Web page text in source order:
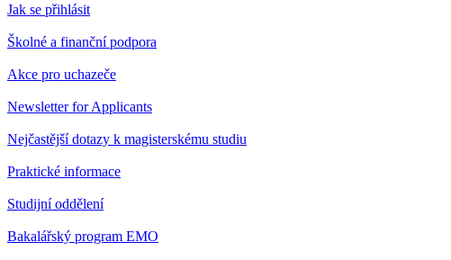
Jak se přihlásit
Školné a finanční podpora
Akce pro uchazeče
Newsletter for Applicants
Nejčastější dotazy k magisterskému studiu
Praktické informace
Studijní oddělení
Bakalářský program EMO